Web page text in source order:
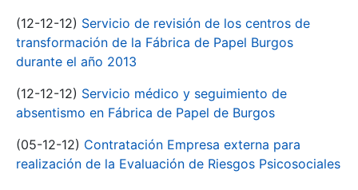
(12-12-12) Servicio de revisión de los centros de
transformación de la Fábrica de Papel Burgos
durante el año 2013
(12-12-12) Servicio médico y seguimiento de
absentismo en Fábrica de Papel de Burgos
(05-12-12) Contratación Empresa externa para
realización de la Evaluación de Riesgos Psicosociales